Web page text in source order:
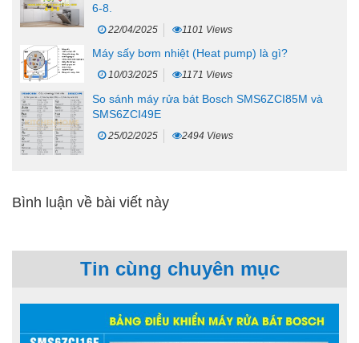
6-8.
22/04/2025 1101 Views
Máy sấy bơm nhiệt (Heat pump) là gì?
10/03/2025 1171 Views
So sánh máy rửa bát Bosch SMS6ZCI85M và
SMS6ZCI49E
25/02/2025 2494 Views
Bình luận về bài viết này
Tin cùng chuyên mục